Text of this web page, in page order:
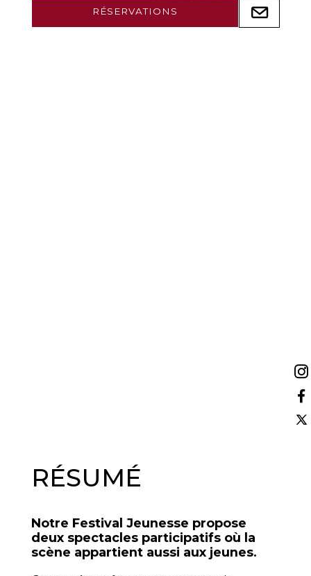
RÉSUMÉ
Notre Festival Jeunesse propose
deux spectacles participatifs où la
scène appartient aussi aux jeunes.
RÉSERVATIONS